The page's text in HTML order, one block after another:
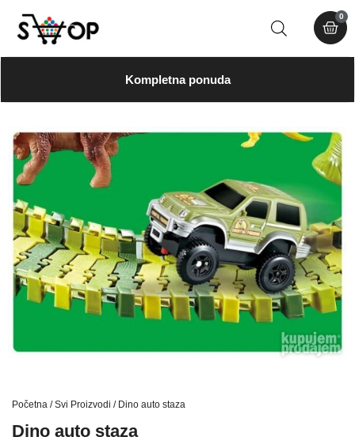
0
Kompletna ponuda
Početna /Svi Proizvodi / Dino auto staza
Dino auto staza